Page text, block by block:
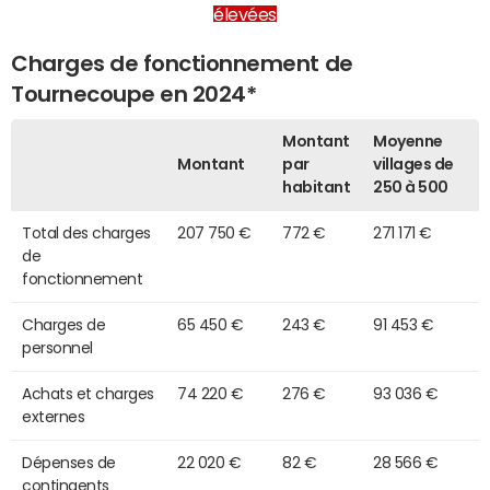
élevées
Charges de fonctionnement de
Tournecoupe en 2024*
Montant
Montant
par
habitant
Moyenne
villages de
250 à 500
Total des charges
de
fonctionnement
207 750 € 772 € 271 171 €
Charges de
personnel
65 450 € 243 € 91 453 €
Achats et charges
externes
74 220 € 276 € 93 036 €
Dépenses de
contingents
22 020 € 82 € 28 566 €